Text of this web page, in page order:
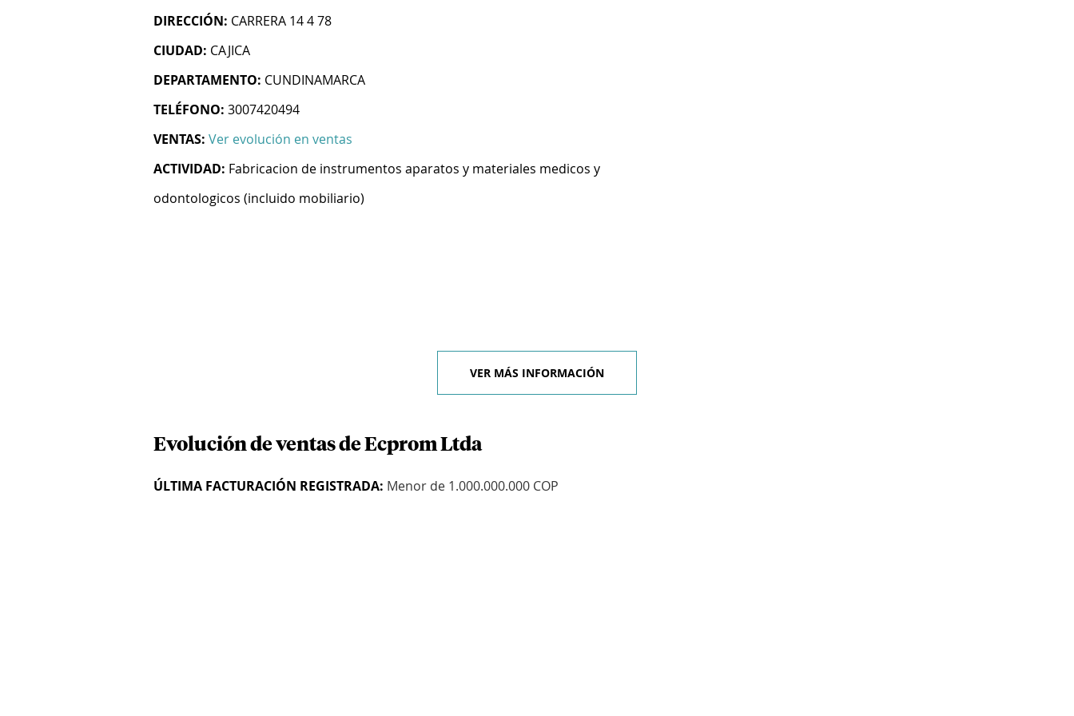
DIRECCIÓN: CARRERA 14 4 78
CIUDAD: CAJICA
DEPARTAMENTO: CUNDINAMARCA
TELÉFONO: 3007420494
VENTAS: Ver evolución en ventas
ACTIVIDAD: Fabricacion de instrumentos aparatos y materiales medicos y
odontologicos (incluido mobiliario)
VER MÁS INFORMACIÓN
Evolución de ventas de Ecprom Ltda
ÚLTIMA FACTURACIÓN REGISTRADA: Menor de 1.000.000.000 COP